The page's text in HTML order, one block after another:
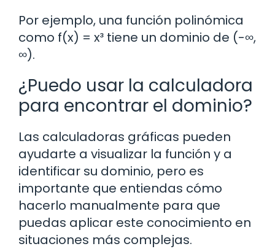
Por ejemplo, una función polinómica
como f(x) = x³ tiene un dominio de (-∞,
∞).
¿Puedo usar la calculadora
para encontrar el dominio?
Las calculadoras gráficas pueden
ayudarte a visualizar la función y a
identificar su dominio, pero es
importante que entiendas cómo
hacerlo manualmente para que
puedas aplicar este conocimiento en
situaciones más complejas.